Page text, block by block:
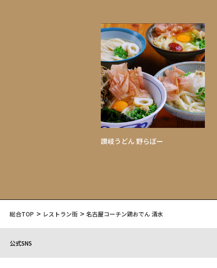
讃岐うどん 野らぼー
総合TOP レストラン街 名古屋コーチン鶏おでん 清水
公式SNS